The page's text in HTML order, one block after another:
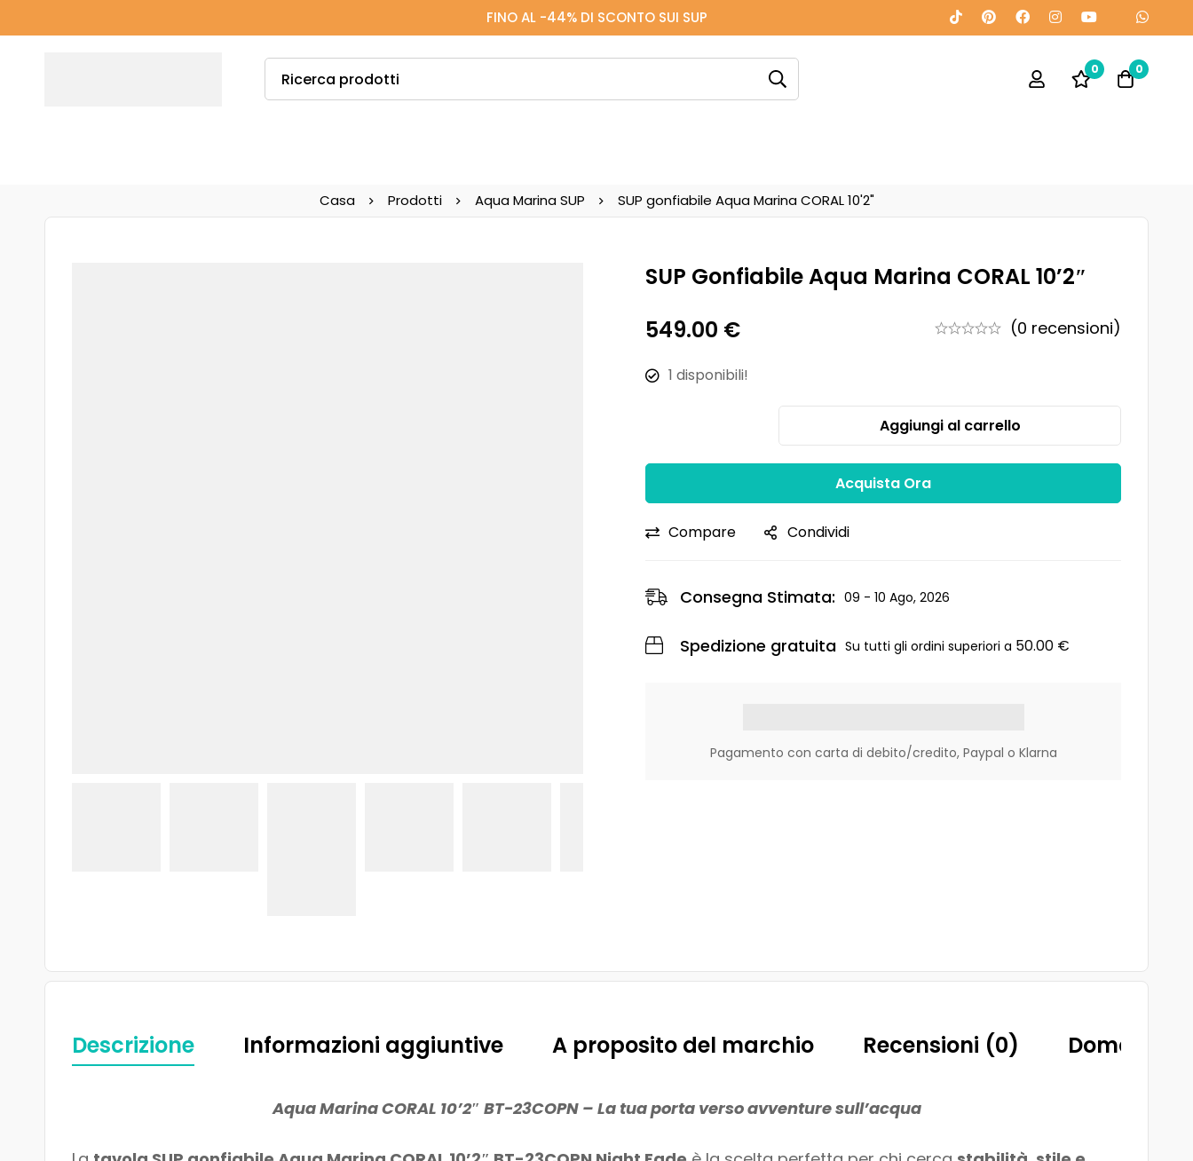
FINO AL -44% DI SCONTO SUI SUP
0 0
Casa Prodotti Aqua Marina SUP SUP gonfiabile Aqua Marina CORAL 10'2"
SUP Gonfiabile Aqua Marina CORAL 10’2″
549.00 € (0 recensioni)
1 disponibili!
Aggiungi al carrello
Acquista Ora
Compare Condividi
Consegna Stimata: 09 - 10 Ago, 2026
Spedizione gratuita Su tutti gli ordini superiori a 50.00 €
Pagamento con carta di debito/credito, Paypal o Klarna
Descrizione Informazioni aggiuntive A proposito del marchio Recensioni (0) Domande
Aqua Marina CORAL 10’2″ BT-23COPN – La tua porta verso avventure sull’acqua